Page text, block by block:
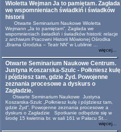
Wioletta Wejman Ja to pamiętam. Zagłada
we wspomnieniach świadkiń i świadków
historii
Otwarte Seminarium Naukowe Wioletta
Wejmann „Ja to pamiętam”. Zagłada we
wspomnieniach świadkiń i świadków historii: relacje
z archiwum Pracowni Historii Mówionej Ośrodka
„Brama Grodzka – Teatr NN” w Lublinie ...
więcej...
Otwarte Seminarium Naukowe Centrum.
Justyna Koszarska-Szulc - Połkniesz kulę
i pójdziesz tam, gdzie Żyd. Powojenne
zeznania procesowe a dyskurs o
Zagładzie.
Otwarte Seminarium Naukowe Justyna
Koszarska-Szulc „Połkniesz kulę i pójdziesz tam,
gdzie Żyd”. Powojenne zeznania procesowe a
dyskurs o Zagładzie Spotkanie odbędzie się w
środę 15 kwietnia br. w sali 161 w Pałacu St...
więcej...